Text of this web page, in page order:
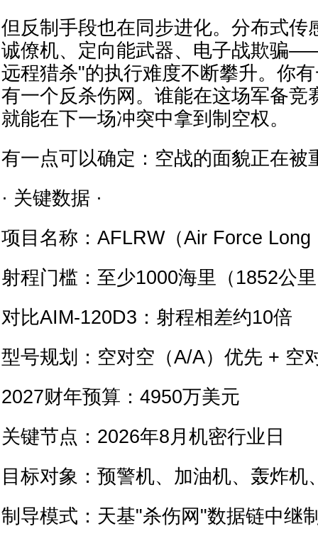
但反制手段也在同步进化。分布式传
诚僚机、定向能武器、电子战欺骗
远程猎杀"的执行难度不断攀升。你
有一个反杀伤网。谁能在这场军备竞
就能在下一场冲突中拿到制空权。
有一点可以确定：空战的面貌正在被
· 关键数据 ·
项目名称：AFLRW（Air Force
射程门槛：至少1000海里（1852公
对比AIM-120D3：射程相差约10倍
型号规划：空对空（A/A）优先 + 空
2027财年预算：4950万美元
关键节点：2026年8月机密行业日
目标对象：预警机、加油机、轰炸机
制导模式：天基"杀伤网"数据链中继